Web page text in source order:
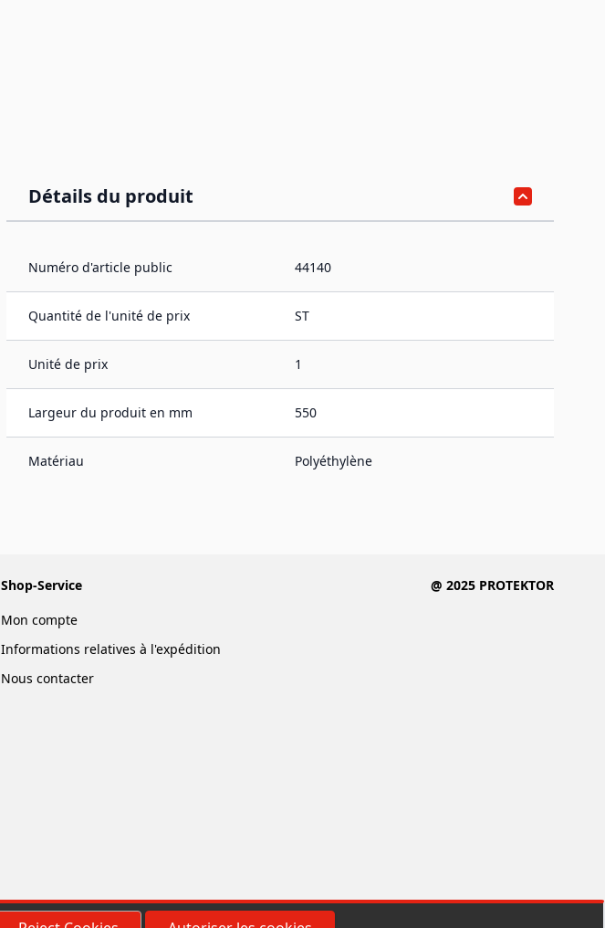
Détails du produit
Numéro d'article public 44140
Quantité de l'unité de prix ST
Unité de prix 1
Largeur du produit en mm 550
Matériau Polyéthylène
Shop-Service
Mon compte
Informations relatives à l'expédition
Nous contacter
@ 2025 PROTEKTOR